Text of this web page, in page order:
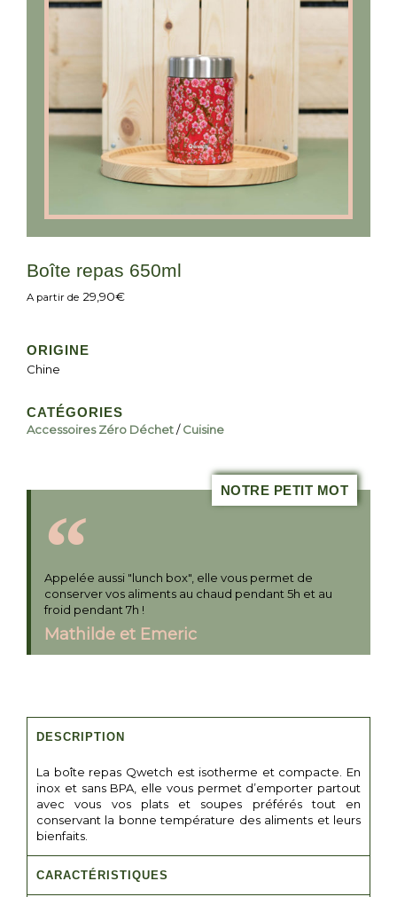
Boîte repas 650ml
A partir de 29,90€
ORIGINE
Chine
CATÉGORIES
Accessoires Zéro Déchet/Cuisine
Appelée aussi "lunch box", elle vous permet de
conserver vos aliments au chaud pendant 5h et au
froid pendant 7h !
Mathilde et Emeric
NOTRE PETIT MOT
DESCRIPTION
La boîte repas Qwetch est isotherme et compacte. En
inox et sans BPA, elle vous permet d’emporter partout
avec vous vos plats et soupes préférés tout en
conservant la bonne température des aliments et leurs
bienfaits.
CARACTÉRISTIQUES